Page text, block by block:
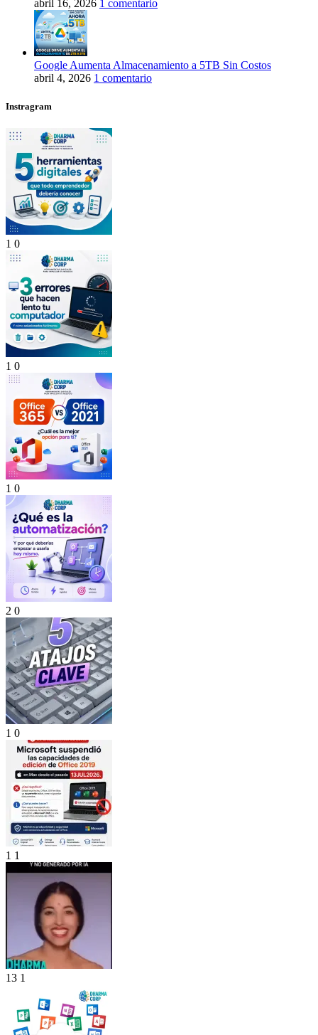
abril 16, 2026 1 comentario
Google Aumenta Almacenamiento a 5TB Sin Costos
abril 4, 2026 1 comentario
Instragram
1 0
1 0
1 0
2 0
1 0
1 1
13 1